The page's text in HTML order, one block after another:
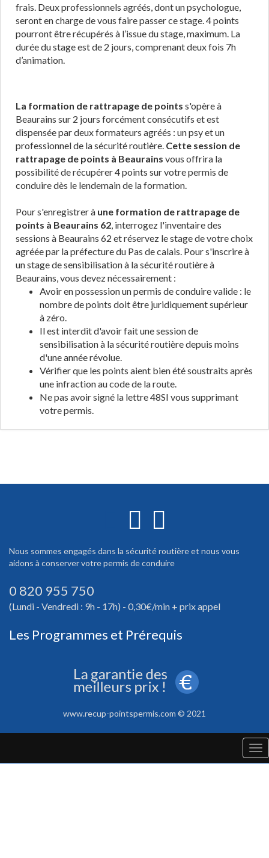
frais. Deux professionnels agréés, dont un psychologue,
seront en charge de vous faire passer ce stage. 4 points
pourront être récupérés à l’issue du stage, maximum. La
durée du stage est de 2 jours, comprenant deux fois 7h
d’animation.
La formation de rattrapage de points s'opère à
Beaurains sur 2 jours forcément consécutifs et est
dispensée par deux formateurs agréés : un psy et un
professionnel de la sécurité routière. Cette session de
rattrapage de points à Beaurains vous offrira la
possibilité de récupérer 4 points sur votre permis de
conduire dès le lendemain de la formation.
Pour s'enregistrer à une formation de rattrapage de
points à Beaurains 62, interrogez l'inventaire des
sessions à Beaurains 62 et réservez le stage de votre choix
agréée par la préfecture du Pas de calais. Pour s'inscrire à
un stage de sensibilisation à la sécurité routière à
Beaurains, vous devez nécessairement :
Avoir en possession un permis de conduire valide : le
nombre de points doit être juridiquement supérieur
à zéro.
Il est interdit d'avoir fait une session de
sensibilisation à la sécurité routière depuis moins
d'une année révolue.
Vérifier que les points aient bien été soustraits après
une infraction au code de la route.
Ne pas avoir signé la lettre 48SI vous supprimant
votre permis.
Nous sommes engagés dans la sécurité routière et nous vous
aidons à conserver votre permis de conduire
0 820 955 750
(Lundi - Vendredi : 9h - 17h) - 0,30€/min + prix appel
Les Programmes et Prérequis
www.recup-pointspermis.com © 2021